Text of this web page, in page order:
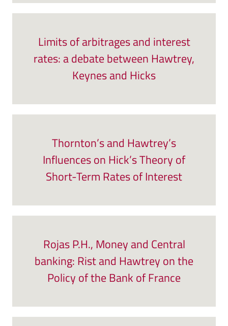
Limits of arbitrages and interest
rates: a debate between Hawtrey,
Keynes and Hicks
Thornton’s and Hawtrey’s
Influences on Hick’s Theory of
Short-Term Rates of Interest
Rojas P.H., Money and Central
banking: Rist and Hawtrey on the
Policy of the Bank of France